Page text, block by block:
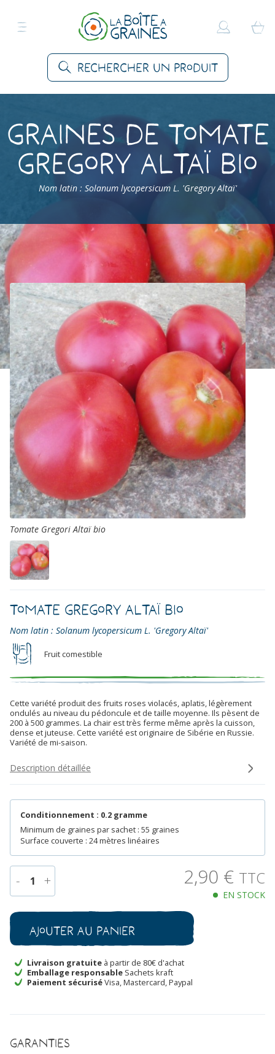
Rechercher un produit
Graines de Tomate
Gregory Altaï Bio
Nom latin : Solanum lycopersicum L. 'Gregory Altaï'
Accueil Produits > Graines Légumes > Tomates >
Tomate Gregory Altaï Bio
Tomate Gregori Altaï bio
Tomate Gregory Altaï Bio
Nom latin : Solanum lycopersicum L. 'Gregory Altaï'
Fruit comestible
Cette variété produit des fruits roses violacés, aplatis, légèrement
ondulés au niveau du pédoncule et de taille moyenne. Ils pèsent de
200 à 500 grammes. La chair est très ferme même après la cuisson,
dense et juteuse. Cette variété est originaire de Sibérie en Russie.
Variété de mi-saison.
Description détaillée
Conditionnement : 0.2 gramme
Minimum de graines par sachet : 55 graines
Surface couverte : 24 mètres linéaires
- 1 +
de
Tomate
Gregory
Bio
2,90 € TTC
EN STOCK
Ajouter au panier
Livraison gratuite à partir de 80€ d'achat
Emballage responsable Sachets kraft
Paiement sécuriséVisa, Mastercard, Paypal
Garanties